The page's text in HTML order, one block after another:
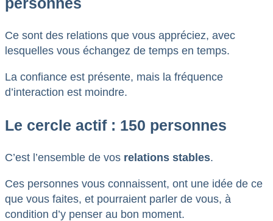
Ce sont des relations que vous appréciez, avec
lesquelles vous échangez de temps en temps.
La confiance est présente, mais la fréquence
d’interaction est moindre.
Le cercle actif : 150 personnes
C’est l’ensemble de vos relations stables.
Ces personnes vous connaissent, ont une idée de ce
que vous faites, et pourraient parler de vous, à
condition d’y penser au bon moment.